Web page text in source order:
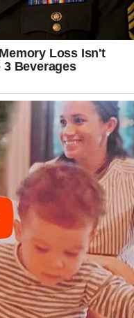
federais e do
Em um dos
o dirigente do
o
de empenhos
aparecido em
obras públicas no
ligada ao
por suspeitas de
viárias no Amapá.
busca e apreensão